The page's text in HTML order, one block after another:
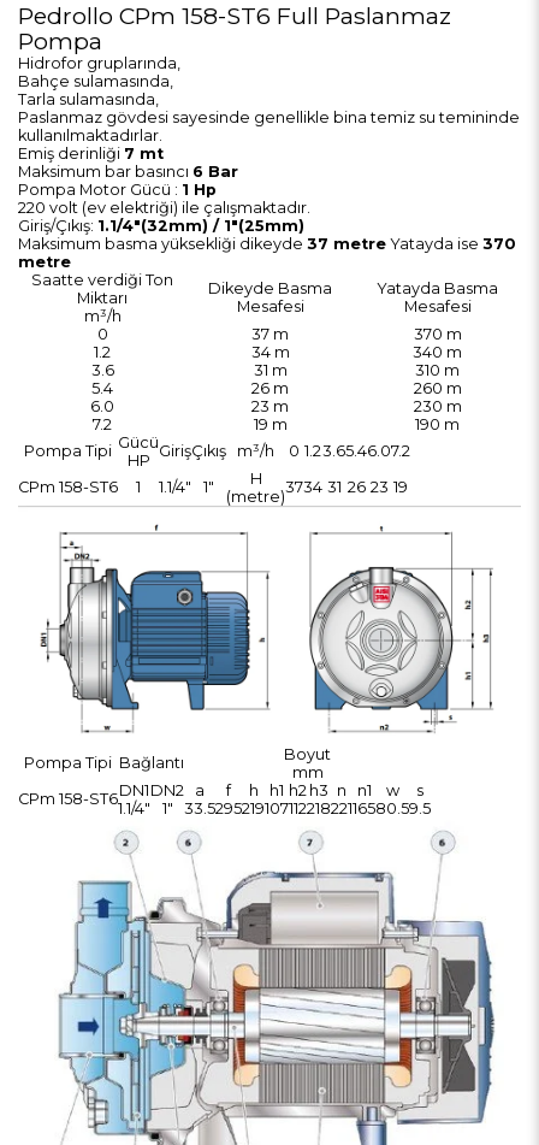
Pedrollo CPm 158-ST6 Full Paslanmaz
Pompa
Hidrofor gruplarında,
Bahçe sulamasında,
Tarla sulamasında,
Paslanmaz gövdesi sayesinde genellikle bina temiz su temininde
kullanılmaktadırlar.
Emiş derinliği 7 mt
Maksimum bar basıncı 6 Bar
Pompa Motor Gücü : 1 Hp
220 volt (ev elektriği) ile çalışmaktadır.
Giriş/Çıkış: 1.1/4"(32mm) / 1"(25mm)
Maksimum basma yüksekliği dikeyde 37 metre Yatayda ise 370
metre
Saatte verdiği Ton
Miktarı
m³/h
Dikeyde Basma
Mesafesi
Yatayda Basma
Mesafesi
0
37 m
370 m
1.2
34 m
340 m
3.6
31 m
310 m
5.4
26 m
260 m
6.0
23 m
230 m
7.2
19 m
190 m
Pompa Tipi Gücü
HP
GirişÇıkış m³/h 0 1.23.65.46.07.2
CPm 158-ST6
1 1.1/4" 1"
H
(metre)
3734 31 26 23 19
Pompa Tipi Bağlantı
Boyut
mm
CPm 158-ST6DN1 DN2 a f h h1 h2 h3 n n1 w
s
1.1/4"
1" 33.529521910711221822116580.59.5